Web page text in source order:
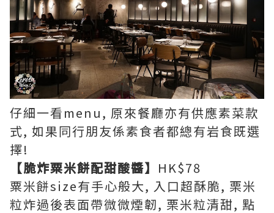
仔細一看menu, 原來餐廳亦有供應素菜款
式, 如果同行朋友係素食者都總有岩食既選
擇!
【脆炸粟米餅配甜酸醬】 HK$78
粟米餅size有手心般大, 入口超酥脆, 栗米
粒炸過後表面帶微微煙韌, 栗米粒清甜, 點